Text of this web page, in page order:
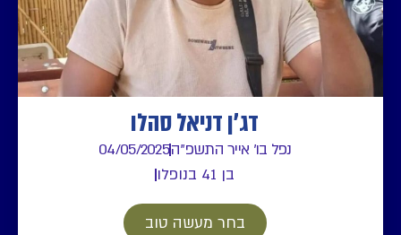
דג'ן דניאל סהלו
נפל בו' אייר התשפ"ה04/05/2025
בן 41 בנופלו
בחר מעשה טוב